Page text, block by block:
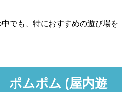
でも、特におすすめの遊び場を
ポムポム (屋内遊